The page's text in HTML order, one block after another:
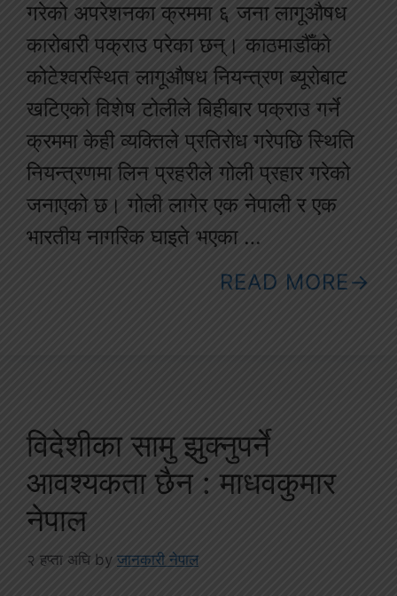
गरेको अपरेशनका क्रममा ६ जना लागूऔषध
कारोबारी पक्राउ परेका छन्। काठमाडौँको
कोटेश्वरस्थित लागूऔषध नियन्त्रण ब्यूरोबाट
खटिएको विशेष टोलीले बिहीबार पक्राउ गर्ने
क्रममा केही व्यक्तिले प्रतिरोध गरेपछि स्थिति
नियन्त्रणमा लिन प्रहरीले गोली प्रहार गरेको
जनाएको छ। गोली लागेर एक नेपाली र एक
भारतीय नागरिक घाइते भएका …
READ MORE
विदेशीका सामु झुक्नुपर्ने
आवश्यकता छैन : माधवकुमार
नेपाल
२ हप्ता अघि by जानकारी नेपाल